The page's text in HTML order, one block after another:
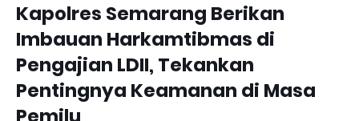
Kapolres Semarang Berikan
Imbauan Harkamtibmas di
Pengajian LDII, Tekankan
Pentingnya Keamanan di Masa